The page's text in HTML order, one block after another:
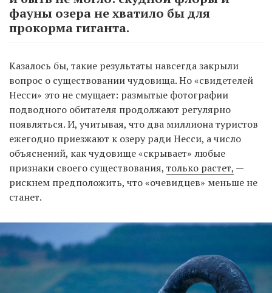
фауны озера не хватило бы для
прокорма гиганта.
Казалось бы, такие результаты навсегда закрыли
вопрос о существовании чудовища. Но «свидетелей
Несси» это не смущает: размытые фотографии
подводного обитателя продолжают регулярно
появляться. И, учитывая, что два миллиона туристов
ежегодно приезжают к озеру ради Несси, а число
объяснений, как чудовище «скрывает» любые
признаки своего существования, только растет, —
рискнем предположить, что «очевидцев» меньше не
станет.